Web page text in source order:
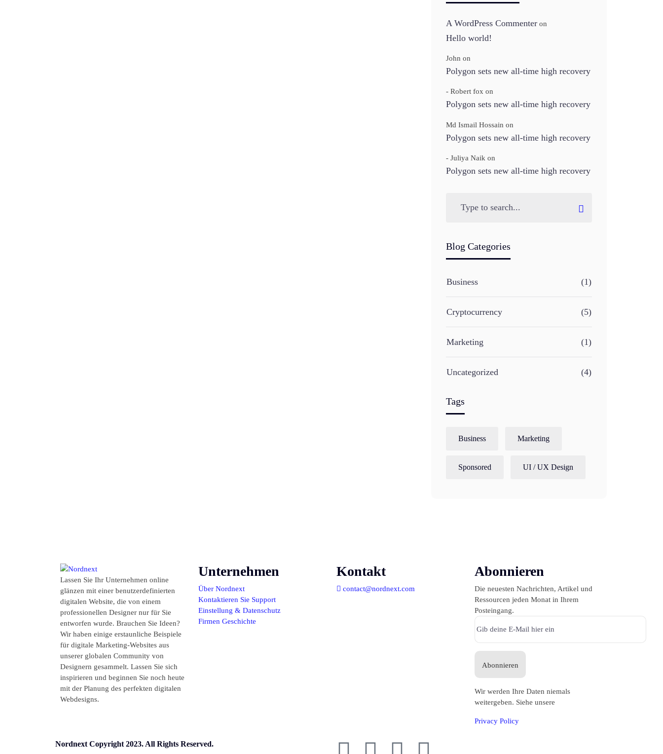
A WordPress Commenter on
Hello world!
John on
Polygon sets new all-time high recovery
- Robert fox on
Polygon sets new all-time high recovery
Md Ismail Hossain on
Polygon sets new all-time high recovery
- Juliya Naik on
Polygon sets new all-time high recovery
Blog Categories
Business (1)
Cryptocurrency (5)
Marketing (1)
Uncategorized (4)
Tags
Business Marketing
Sponsored UI / UX Design
Lassen Sie Ihr Unternehmen online
glänzen mit einer benutzerdefinierten
digitalen Website, die von einem
professionellen Designer nur für Sie
entworfen wurde. Brauchen Sie Ideen?
Wir haben einige erstaunliche Beispiele
für digitale Marketing-Websites aus
unserer globalen Community von
Designern gesammelt. Lassen Sie sich
inspirieren und beginnen Sie noch heute
mit der Planung des perfekten digitalen
Webdesigns.
Unternehmen
Über Nordnext
Kontaktieren Sie Support
Einstellung & Datenschutz
Firmen Geschichte
Kontakt
contact@nordnext.com
Abonnieren
Die neuesten Nachrichten, Artikel und
Ressourcen jeden Monat in Ihrem
Posteingang.
Abonnieren
Wir werden Ihre Daten niemals
weitergeben. Siehe unsere
Privacy Policy
Nordnext Copyright 2023. All Rights Reserved.